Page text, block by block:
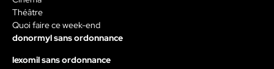
Théâtre
Quoi faire ce week-end
donormyl sans ordonnance
lexomil sans ordonnance